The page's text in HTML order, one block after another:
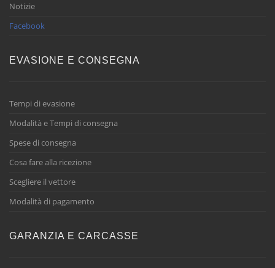
Notizie
Facebook
EVASIONE E CONSEGNA
Tempi di evasione
Modalità e Tempi di consegna
Spese di consegna
Cosa fare alla ricezione
Scegliere il vettore
Modalità di pagamento
GARANZIA E CARCASSE